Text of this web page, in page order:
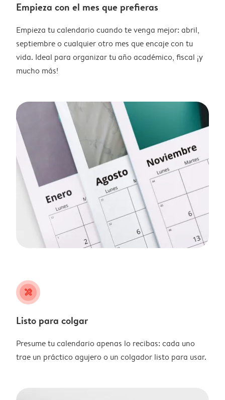
Empieza con el mes que prefieras
Empieza tu calendario cuando te venga mejor: abril,
septiembre o cualquier otro mes que encaje con tu
vida. Ideal para organizar tu año académico, fiscal ¡y
mucho más!
tools
Listo para colgar
Presume tu calendario apenas lo recibas: cada uno
trae un práctico agujero o un colgador listo para usar.